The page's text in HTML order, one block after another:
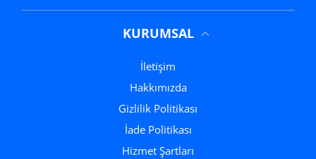
KURUMSAL
İletişim
Hakkımızda
Gizlilik Politikası
İade Politikası
Hizmet Şartları